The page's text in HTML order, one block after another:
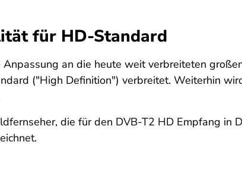
für HD-Standard
an die heute weit verbreiteten
("High Definition") verbreitet. Weiterhin
die für den DVB-T2 HD Empfang